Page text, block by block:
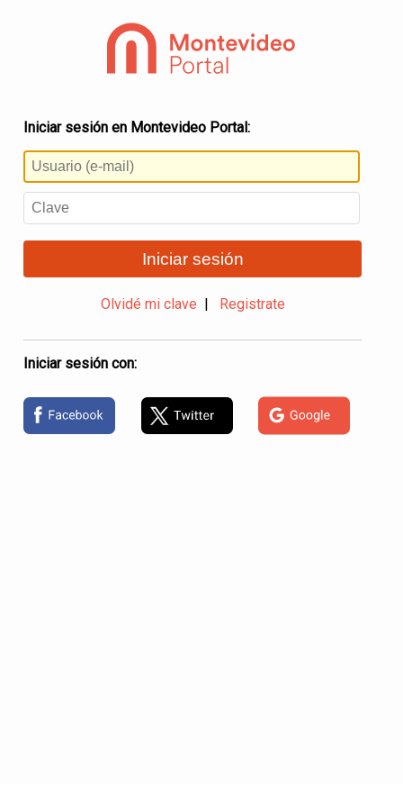
Iniciar sesión en Montevideo Portal:
Iniciar sesión
Olvidé mi clave Registrate
Iniciar sesión con: